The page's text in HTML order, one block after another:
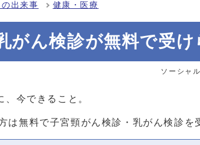
の出来事 健康・医療
がん検診が無料で受け
ソーシャ
、今できること。
は無料で子宮頸がん検診・乳がん検診を